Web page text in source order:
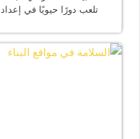
تلعب دورًا حيويًا في